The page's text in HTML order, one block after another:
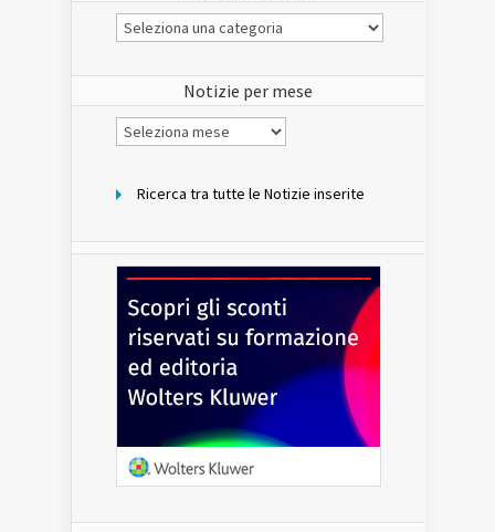
Le
Notizie
Notizie per mese
Notizie
per
Ricerca tra tutte le Notizie inserite